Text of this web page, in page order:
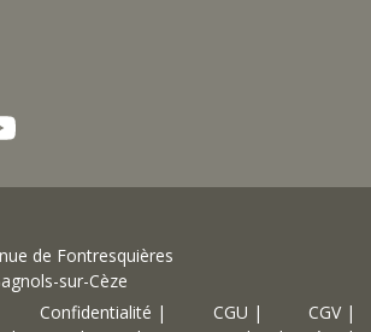
de Fontresquières
sur-Cèze
Confidentialité | CGU |
CGV |